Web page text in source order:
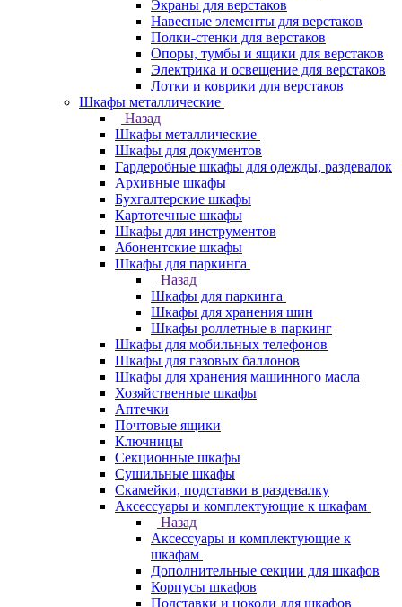
Экраны для верстаков
Навесные элементы для верстаков
Полки-стенки для верстаков
Опоры, тумбы и ящики для верстаков
Электрика и освещение для верстаков
Лотки и коврики для верстаков
Шкафы металлические
Назад
Шкафы металлические
Шкафы для документов
Гардеробные шкафы для одежды, раздевалок
Архивные шкафы
Бухгалтерские шкафы
Картотечные шкафы
Шкафы для инструментов
Абонентские шкафы
Шкафы для паркинга
Назад
Шкафы для паркинга
Шкафы для хранения шин
Шкафы роллетные в паркинг
Шкафы для мобильных телефонов
Шкафы для газовых баллонов
Шкафы для хранения машинного масла
Хозяйственные шкафы
Аптечки
Почтовые ящики
Ключницы
Секционные шкафы
Сушильные шкафы
Скамейки, подставки в раздевалку
Аксессуары и комплектующие к шкафам
Назад
Аксессуары и комплектующие к
шкафам
Дополнительные секции для шкафов
Корпусы шкафов
Подставки и цоколи для шкафов